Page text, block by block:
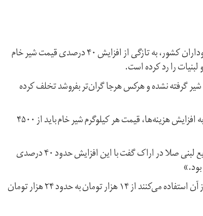
در حالی که احمد مقدسی، رییس هیات مدیره انجمن صنفی گاوداران کشور، به تازگی از افزایش ۴۰ درصدی قیمت شیر خام
را رد کرده است.
گرفته نشده و هرکس هرجا گران‌تر بفروشد تخلف کرده
اما رییس هیات مدیره انجمن صنفی گاوداران می‌گوید با توجه به افزایش هزینه‌ها، قیمت هر کیلوگرم شیر خام باید از ۴۵۰۰
در واکنش به این درخواست، حامد امینی مدیرعامل شرکت صنایع لبنی صلا در اراک گفت با این افزایش حدود ۴۰ درصدی
او به عنوان نمونه گفت: «قیمت پنیر ۴۰۰ گرمی که عمده مردم از آن استفاده می‌کنند از ۱۴ هزار تومان به حدود ۲۴ هزار تومان